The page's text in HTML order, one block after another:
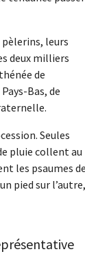
leurs
deux milliers
de
Bas, de
Seules
pluie collent au
les psaumes
pied sur l’autre,